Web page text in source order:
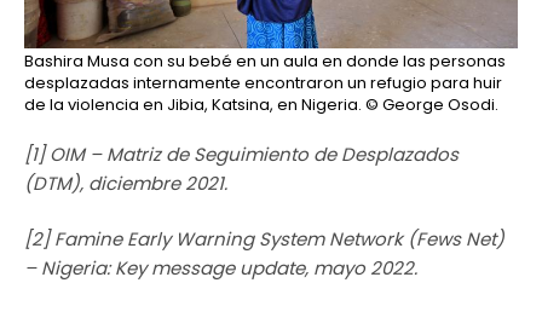
Bashira Musa con su bebé en un aula en donde las personas
desplazadas internamente encontraron un refugio para huir
de la violencia en Jibia, Katsina, en Nigeria. © George Osodi.
[1] OIM – Matriz de Seguimiento de Desplazados
(DTM), diciembre 2021.
[2] Famine Early Warning System Network (Fews Net)
– Nigeria: Key message update, mayo 2022.